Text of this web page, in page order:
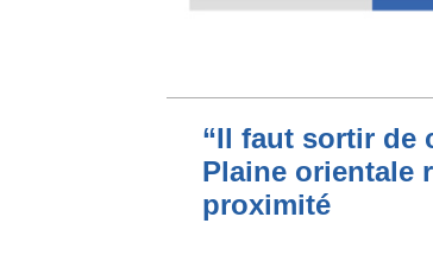
“Il faut sortir de
Plaine orientale
proximité